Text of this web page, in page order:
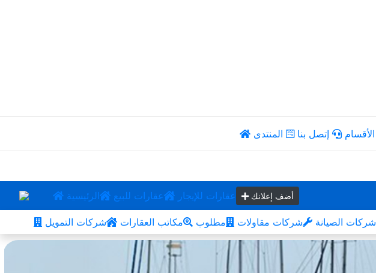
الأقسام إتصل بنا المنتدى
الرئيسية عقارات للبيع عقارات للإيجار أضف إعلانك
شركات التمويل مكاتب العقارات مطلوب شركات مقاولات شركات الصيانة